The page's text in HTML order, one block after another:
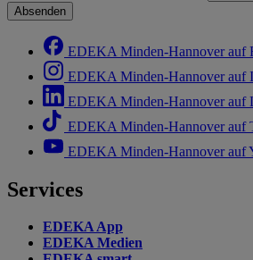
Absenden
EDEKA Minden-Hannover auf
EDEKA Minden-Hannover auf
EDEKA Minden-Hannover auf
EDEKA Minden-Hannover auf
EDEKA Minden-Hannover auf
Services
EDEKA App
EDEKA Medien